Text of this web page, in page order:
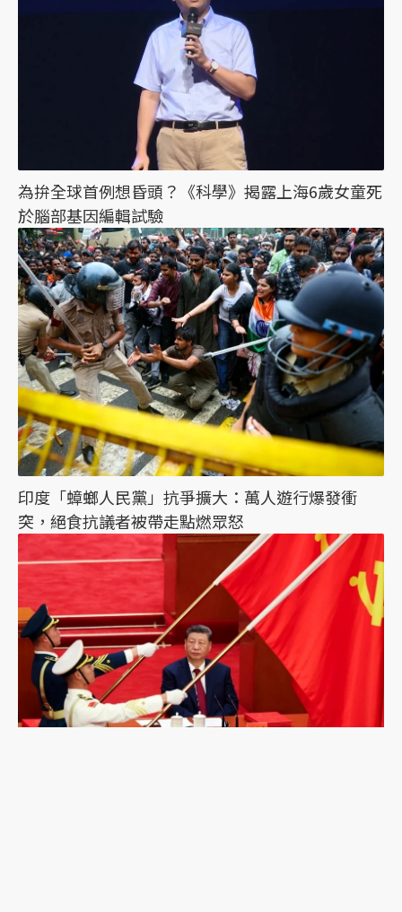
為拚全球首例想昏頭？《科學》揭露上海6歲女童死
於腦部基因編輯試驗
印度「蟑螂人民黨」抗爭擴大：萬人遊行爆發衝
突，絕食抗議者被帶走點燃眾怒